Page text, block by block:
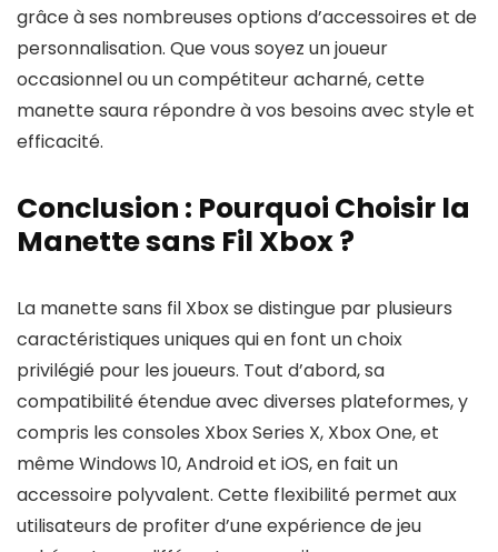
grâce à ses nombreuses options d’accessoires et de
personnalisation. Que vous soyez un joueur
occasionnel ou un compétiteur acharné, cette
manette saura répondre à vos besoins avec style et
efficacité.
Conclusion : Pourquoi Choisir la
Manette sans Fil Xbox ?
La manette sans fil Xbox se distingue par plusieurs
caractéristiques uniques qui en font un choix
privilégié pour les joueurs. Tout d’abord, sa
compatibilité étendue avec diverses plateformes, y
compris les consoles Xbox Series X, Xbox One, et
même Windows 10, Android et iOS, en fait un
accessoire polyvalent. Cette flexibilité permet aux
utilisateurs de profiter d’une expérience de jeu